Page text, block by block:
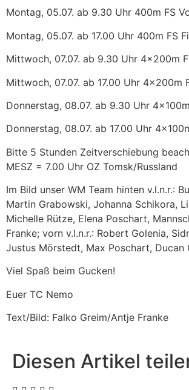
Montag, 05.07. ab 9.30 Uhr 400m FS
Montag, 05.07. ab 17.00 Uhr 400m FS
Mittwoch, 07.07. ab 9.30 Uhr 4x200m
Mittwoch, 07.07. ab 17.00 Uhr 4x200m
Donnerstag, 08.07. ab 9.30 Uhr
Donnerstag, 08.07. ab 17.00 Uhr
Bitte 5 Stunden Zeitverschiebung
MESZ = 7.00 Uhr OZ Tomsk/Russland
Im Bild unser WM Team hinten v.l.n.r.:
Martin Grabowski, Johanna Schikora,
Michelle Rütze, Elena Poschart,
Franke; vorn v.l.n.r.: Robert Golenia,
Justus Mörstedt, Max Poschart, Ducan
Viel Spaß beim Gucken!
Euer TC Nemo
Text/Bild: Falko Greim/Antje Franke
Diesen Artikel